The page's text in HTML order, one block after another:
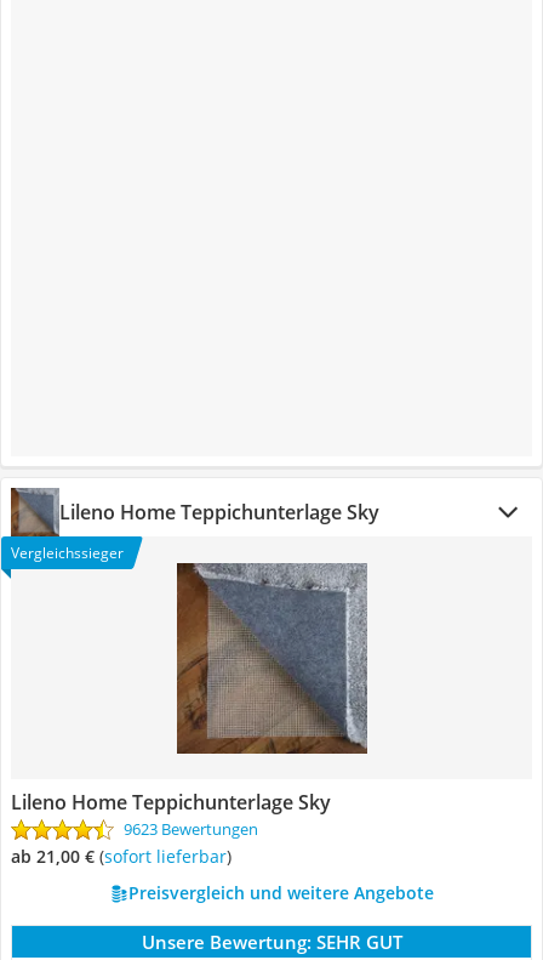
Lileno Home Teppichunterlage Sky
Vergleichssieger
Lileno Home Teppichunterlage Sky
9623 Bewertungen
ab 21,00 € ( Sofort lieferbar)
Preisvergleich und weitere Angebote
Unsere Bewertung: SEHR GUT